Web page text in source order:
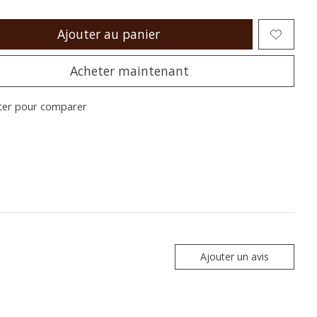
Ajouter au panier
Acheter maintenant
pour comparer
Ajouter un avis